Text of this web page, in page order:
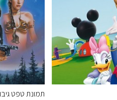
תמונת טפט